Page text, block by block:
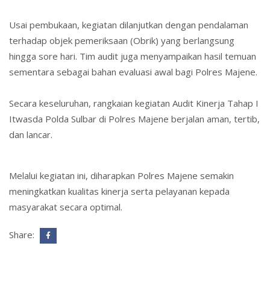
Usai pembukaan, kegiatan dilanjutkan dengan pendalaman
terhadap objek pemeriksaan (Obrik) yang berlangsung
hingga sore hari. Tim audit juga menyampaikan hasil temuan
sementara sebagai bahan evaluasi awal bagi Polres Majene.
Secara keseluruhan, rangkaian kegiatan Audit Kinerja Tahap I
Itwasda Polda Sulbar di Polres Majene berjalan aman, tertib,
dan lancar.
Melalui kegiatan ini, diharapkan Polres Majene semakin
meningkatkan kualitas kinerja serta pelayanan kepada
masyarakat secara optimal.
Share: